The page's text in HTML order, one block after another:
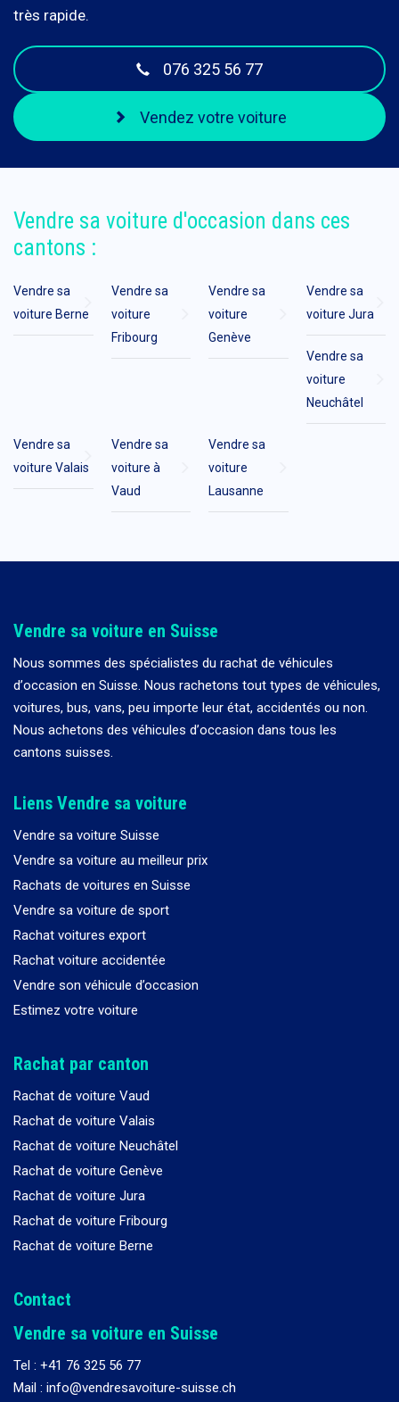
très rapide.
076 325 56 77
Vendez votre voiture
Vendre sa voiture d'occasion dans ces
cantons :
Vendre sa
voiture Berne
Vendre sa
voiture
Fribourg
Vendre sa
voiture
Genève
Vendre sa
voiture Jura
Vendre sa
voiture
Neuchâtel
Vendre sa
voiture Valais
Vendre sa
voiture à
Vaud
Vendre sa
voiture
Lausanne
Vendre sa voiture en Suisse
Nous sommes des spécialistes du rachat de véhicules
d’occasion en Suisse. Nous rachetons tout types de véhicules,
voitures, bus, vans, peu importe leur état, accidentés ou non.
Nous achetons des véhicules d’occasion dans tous les
cantons suisses.
Liens Vendre sa voiture
Vendre sa voiture Suisse
Vendre sa voiture au meilleur prix
Rachats de voitures en Suisse
Vendre sa voiture de sport
Rachat voitures export
Rachat voiture accidentée
Vendre son véhicule d’occasion
Estimez votre voiture
Rachat par canton
Rachat de voiture Vaud
Rachat de voiture Valais
Rachat de voiture Neuchâtel
Rachat de voiture Genève
Rachat de voiture Jura
Rachat de voiture Fribourg
Rachat de voiture Berne
Contact
Vendre sa voiture en Suisse
Tel : +41 76 325 56 77
Mail : info@vendresavoiture-suisse.ch